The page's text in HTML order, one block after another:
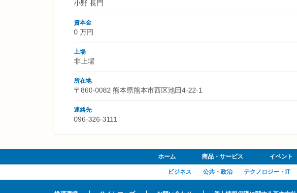
小野 長門
資本金
0 万円
上場
非上場
所在地
〒860-0082 熊本県熊本市西区池田4-22-1
連絡先
096-326-3111
ホーム 商品・サービス イベント
ビジネス 公共・政治 テクノロジー・IT